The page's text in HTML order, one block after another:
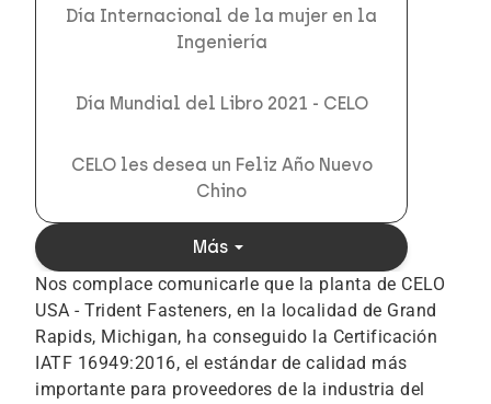
Día Internacional de la mujer en la
Ingeniería
Día Mundial del Libro 2021 - CELO
CELO les desea un Feliz Año Nuevo
Chino
Más arrow_drop_down
Nos complace comunicarle que la planta de CELO
USA - Trident Fasteners, en la localidad de Grand
Rapids, Michigan, ha conseguido la Certificación
IATF 16949:2016, el estándar de calidad más
importante para proveedores de la industria del